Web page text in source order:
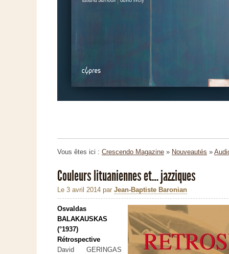
Vous êtes ici : Crescendo Magazine » Nouveautés »
Couleurs lituaniennes et… jazziques
Le 3 avril 2014 par Jean-Baptiste Baronian
Osvaldas
BALAKAUSKAS
(°1937)
Rétrospective
David GERINGAS